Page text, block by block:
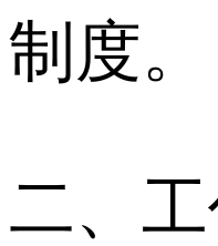
制度。
二、